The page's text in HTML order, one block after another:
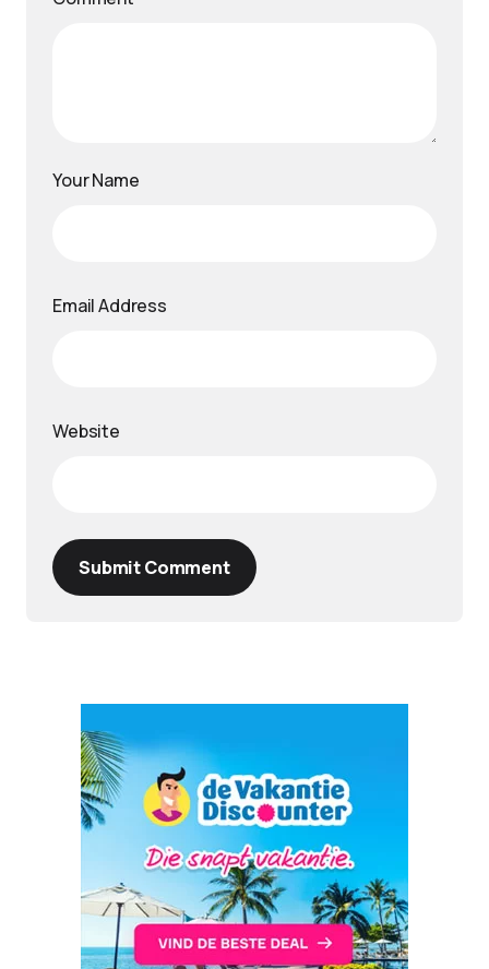
Your Name
Email Address
Website
Submit Comment